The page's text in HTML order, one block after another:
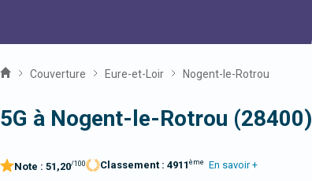
Couverture Eure-et-Loir Nogent-le-Rotrou
5G à Nogent-le-Rotrou (28400)
Note : 51,20/100 Classement : 4911 ème En savoir +